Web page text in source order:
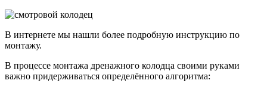
В интернете мы нашли более подробную инструкцию по
монтажу.
В процессе монтажа дренажного колодца своими руками
важно придерживаться определённого алгоритма: